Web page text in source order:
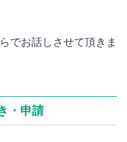
でお話しさせて頂きま
・申請